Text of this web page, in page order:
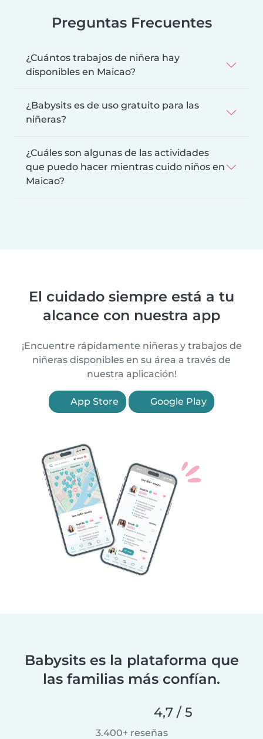
Preguntas Frecuentes
¿Cuántos trabajos de niñera hay
disponibles en Maicao?
¿Babysits es de uso gratuito para las
niñeras?
¿Cuáles son algunas de las actividades
que puedo hacer mientras cuido niños en
Maicao?
El cuidado siempre está a tu
alcance con nuestra app
¡Encuentre rápidamente niñeras y trabajos de
niñeras disponibles en su área a través de
nuestra aplicación!
App Store Google Play
Babysits es la plataforma que
las familias más confían.
4,7 / 5
3.400+ reseñas